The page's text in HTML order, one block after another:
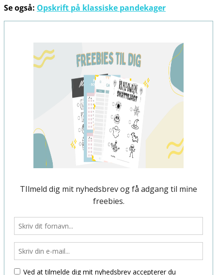
Se også: Opskrift på klassiske pandekager